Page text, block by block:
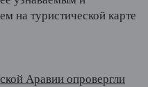
на туристической карте
Аравии опровергли